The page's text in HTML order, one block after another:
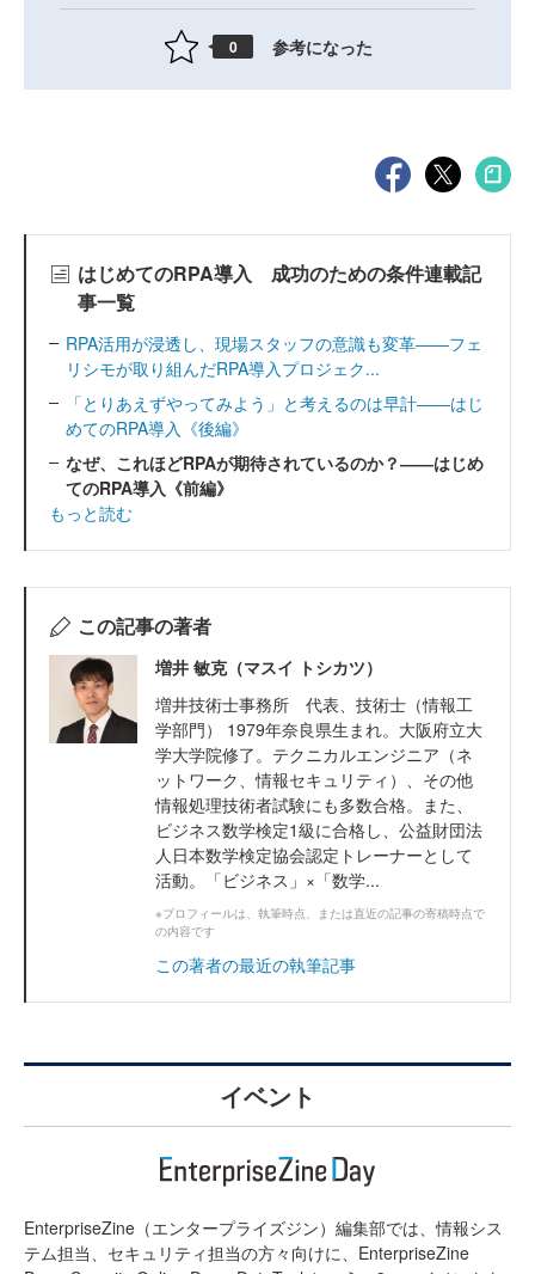
0 参考になった
はじめてのRPA導入 成功のための条件連載記
事一覧
RPA活用が浸透し、現場スタッフの意識も変革――フェ
リシモが取り組んだRPA導入プロジェク...
「とりあえずやってみよう」と考えるのは早計――はじ
めてのRPA導入《後編》
なぜ、これほどRPAが期待されているのか？――はじめ
てのRPA導入《前編》
もっと読む
この記事の著者
増井 敏克（マスイ トシカツ）
増井技術士事務所 代表、技術士（情報工
学部門） 1979年奈良県生まれ。大阪府立大
学大学院修了。テクニカルエンジニア（ネ
ットワーク、情報セキュリティ）、その他
情報処理技術者試験にも多数合格。また、
ビジネス数学検定1級に合格し、公益財団法
人日本数学検定協会認定トレーナーとして
活動。「ビジネス」×「数学...
※プロフィールは、執筆時点、または直近の記事の寄稿時点で
の内容です
この著者の最近の執筆記事
イベント
EnterpriseZine（エンタープライズジン）編集部では、情報シス
テム担当、セキュリティ担当の方々向けに、EnterpriseZine